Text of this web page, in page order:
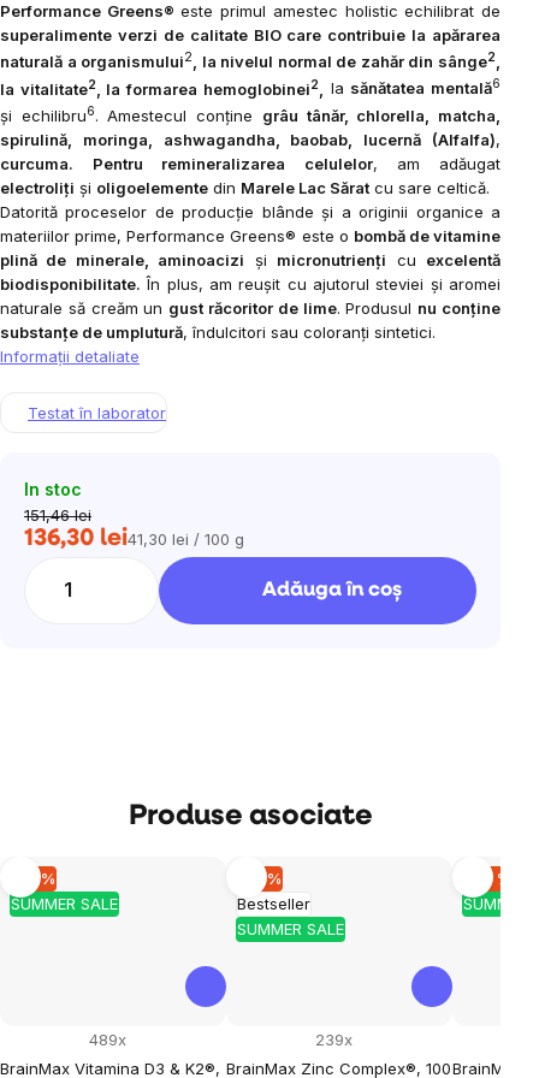
Performance Greens® este primul amestec holistic echilibrat de
superalimente verzi de calitate BIO care contribuie la apărarea
naturală a organismului2, la nivelul normal de zahăr din sânge2,
la vitalitate2 , la formarea hemoglobinei2 la sănătatea mentală6
și echilibru6. Amestecul conține grâu tânăr, chlorella, matcha,
spirulină, moringa, ashwagandha, baobab, lucernă (Alfalfa),
curcuma.
Pentru remineralizarea celulelor, am adăugat
electroliți și oligoelemente din Marele Lac Sărat cu sare celtică.
Datorită proceselor de producție blânde și a originii organice a
materiilor prime, Performance Greens® este o bombă de vitamine
plină de minerale, aminoacizi și micronutrienți cu excelentă
biodisponibilitate. În plus, am reușit cu ajutorul steviei și aromei
naturale să creăm un gust răcoritor de lime. Produsul nu conține
substanțe de umplutură, îndulcitori sau coloranți sintetici.
Informaţii detaliate
Testat în laborator
In stoc
151,46 lei
136,30 leiEvaluare
41,30 lei / 100 g
Adăuga în coş
Produse asociate
SUMMER SALE
–10 %
BrainMax Vitamina D3 & K2®,
489x
Bestseller
SUMMER SALE
–10 %
BrainMax Zinc Complex®, 100
239x
SUMMER
–40 %
BrainMax